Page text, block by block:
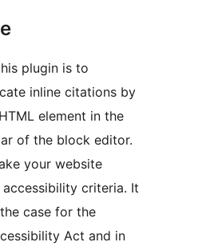
plugin is to
inline citations by
HTML element in the
of the block editor.
your website
criteria. It
case for the
Act and in